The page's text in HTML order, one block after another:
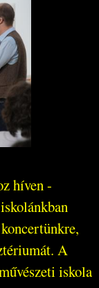
híven -
A
iskola